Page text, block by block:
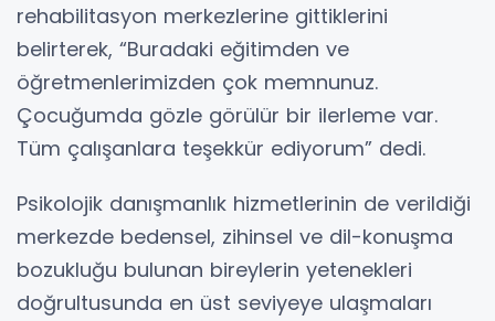
rehabilitasyon merkezlerine gittiklerini
belirterek, “Buradaki eğitimden ve
öğretmenlerimizden çok memnunuz.
Çocuğumda gözle görülür bir ilerleme var.
Tüm çalışanlara teşekkür ediyorum” dedi.
Psikolojik danışmanlık hizmetlerinin de verildiği
merkezde bedensel, zihinsel ve dil-konuşma
bozukluğu bulunan bireylerin yetenekleri
doğrultusunda en üst seviyeye ulaşmaları